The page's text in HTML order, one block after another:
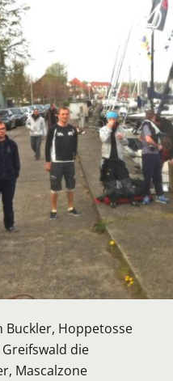
Buckler, Hoppetosse
die
Mascalzone